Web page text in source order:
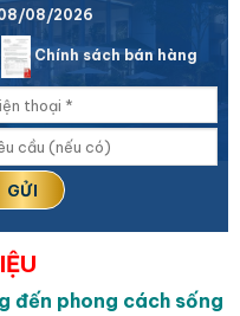
08/2026
Chính sách bán hàng
đến phong cách sống